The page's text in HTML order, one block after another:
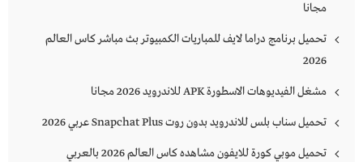
مجانا
تحميل برنامج دراما لايف للمباريات الكمبيوتر بث مباشر كاس العالم
2026
مشغل الفيديوهات الاسطورة APK للاندرويد 2026 مجانا
تحميل سناب بلس للاندرويد بدون روت Snapchat Plus‏ عربي 2026
تحميل موبي كورة للايفون مشاهده كاس العالم 2026 بالعربي